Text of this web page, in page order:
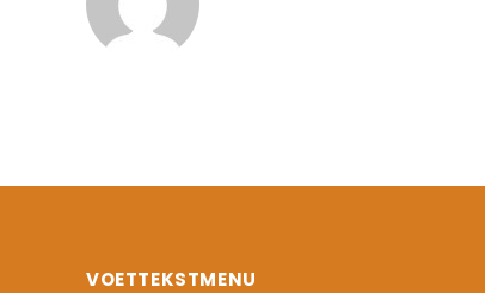
VOETTEKSTMENU